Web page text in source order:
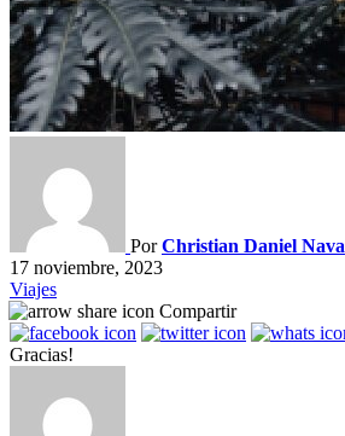
PorChristian Daniel Nava
17 noviembre, 2023
Viajes
Compartir
Gracias!